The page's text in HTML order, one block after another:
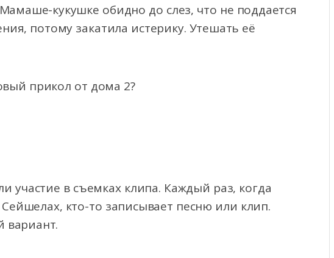
кукушке обидно до слез, что не поддается
потому закатила истерику. Утешать её
прикол от дома 2?
участие в съемках клипа. Каждый раз, когда
кто-то записывает песню или клип.
вариант.